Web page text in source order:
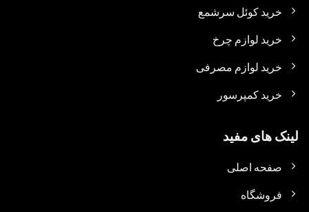
خرید کوئل سرشمع
خرید لوازم چرخ
خرید لوازم مصرفی
خرید کمپرسور
لینک های مفید
صفحه اصلی
فروشگاه